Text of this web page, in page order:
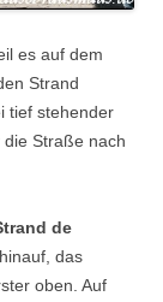
es auf dem
Strand
tief stehender
Straße nach
de
das
oben. Auf